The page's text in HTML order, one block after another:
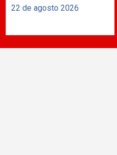
22 de agosto 2026